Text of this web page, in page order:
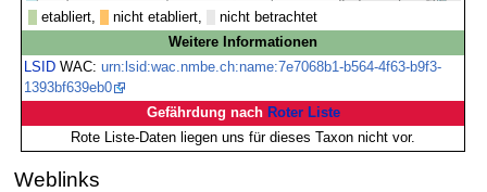
etabliert, nicht etabliert,
nicht betrachtet
Weitere Informationen
LSID WAC:urn:lsid:wac.nmbe.ch:name:7e7068b1-b564-4f63-b9f3-
1393bf639eb0
Gefährdung nach Roter Liste
Rote Liste-Daten liegen uns für dieses Taxon nicht vor.
Weblinks